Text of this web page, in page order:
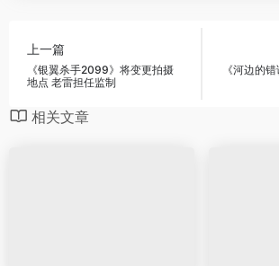
上一篇
《银翼杀手2099》将变更拍摄
地点 老雷担任监制
《河边的
相关文章